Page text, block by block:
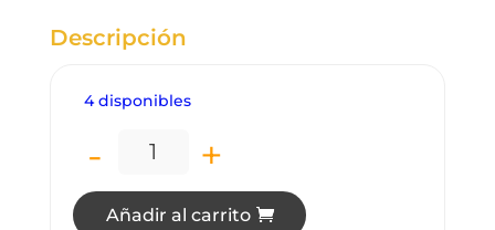
Descripción
4 disponibles
LC3306 LÁMPARA COLGANTE 3 LUCES
- +
Añadir al carrito